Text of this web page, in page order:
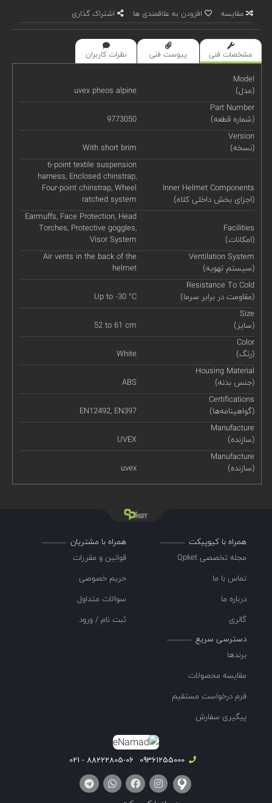
مقایسه افزودن به علاقمندی ها اشتراک گذاری
مشخصات فنی پیوست فنی نظرات کاربران
Model
(مدل)
uvex pheos alpine
Part Number
(شماره قطعه)
9773050
Version
(نسخه)
With short brim
Inner Helmet Components
(اجزای بخش داخلی کلاه)
6-point textile suspension
harness, Enclosed chinstrap,
Four-point chinstrap, Wheel
ratched system
Facilities
(امکانات)
Earmuffs, Face Protection, Head
Torches, Protective goggles,
Visor System
Ventilation System
(سیستم تهویه)
Air vents in the back of the
helmet
Resistance To Cold
(مقاومت در برابر سرما)
Up to -30 °C
Size
(سایز)
52 to 61 cm
Color
(رنگ)
White
Housing Material
(جنس بدنه)
ABS
Certifications
(گواهینامه‌ها)
EN12492, EN397
Manufacture
(سازنده)
UVEX
Manufacture
(سازنده)
uvex
همراه با کیوپیکت
مجله تخصصی Qpket
تماس با ما
درباره ما
گالری
همراه با مشتریان
قوانین و مقررات
حریم خصوصی
سوالات متداول
ثبت نام / ورود
دسترسی سریع
برندها
مقایسه محصولات
فرم درخواست مستقیم
پیگیری سفارش
09361255000
88222805-06 - 021